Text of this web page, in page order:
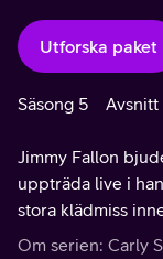
Utforska paket
Säsong 5 Avsnitt
Jimmy Fallon
uppträda live i
stora klädmiss
framtid.
Om serien: Carly